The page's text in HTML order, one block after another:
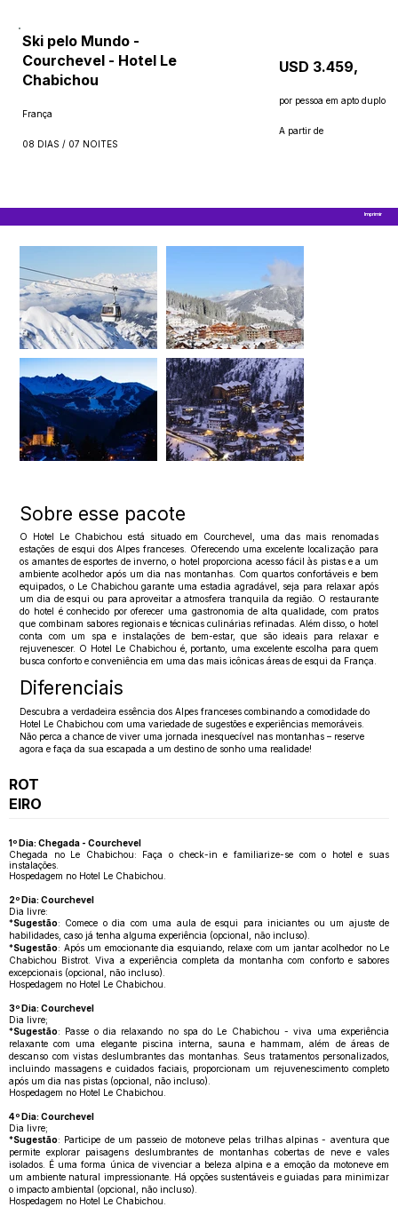
Imprimir
Ski pelo Mundo -
Courchevel - Hotel Le
Chabichou
França
08 DIAS / 07 NOITES
A partir de
USD 3.459,
por pessoa em apto duplo
Sobre esse pacote
O Hotel Le Chabichou está situado em Courchevel, uma das mais renomadas
estações de esqui dos Alpes franceses. Oferecendo uma excelente localização para
os amantes de esportes de inverno, o hotel proporciona acesso fácil às pistas e a um
ambiente acolhedor após um dia nas montanhas. Com quartos confortáveis e bem
equipados, o Le Chabichou garante uma estadia agradável, seja para relaxar após
um dia de esqui ou para aproveitar a atmosfera tranquila da região. O restaurante
do hotel é conhecido por oferecer uma gastronomia de alta qualidade, com pratos
que combinam sabores regionais e técnicas culinárias refinadas. Além disso, o hotel
conta com um spa e instalações de bem-estar, que são ideais para relaxar e
rejuvenescer. O Hotel Le Chabichou é, portanto, uma excelente escolha para quem
busca conforto e conveniência em uma das mais icônicas áreas de esqui da França.
Diferenciais
Descubra a verdadeira essência dos Alpes franceses combinando a comodidade do
Hotel Le Chabichou com uma variedade de sugestões e experiências memoráveis.
Não perca a chance de viver uma jornada inesquecível nas montanhas – reserve
agora e faça da sua escapada a um destino de sonho uma realidade!
ROT
EIRO
1º Dia: Chegada - Courchevel
Chegada no Le Chabichou: Faça o check-in e familiarize-se com o hotel e suas
instalações.
Hospedagem no Hotel Le Chabichou.
2º Dia: Courchevel
Dia livre:
*Sugestão: Comece o dia com uma aula de esqui para iniciantes ou um ajuste de
habilidades, caso já tenha alguma experiência (opcional, não incluso).
*Sugestão: Após um emocionante dia esquiando, relaxe com um jantar acolhedor no Le
Chabichou Bistrot. Viva a experiência completa da montanha com conforto e sabores
excepcionais (opcional, não incluso).
Hospedagem no Hotel Le Chabichou.
3º Dia: Courchevel
Dia livre;
*Sugestão: Passe o dia relaxando no spa do Le Chabichou - viva uma experiência
relaxante com uma elegante piscina interna, sauna e hammam, além de áreas de
descanso com vistas deslumbrantes das montanhas. Seus tratamentos personalizados,
incluindo massagens e cuidados faciais, proporcionam um rejuvenescimento completo
após um dia nas pistas (opcional, não incluso).
Hospedagem no Hotel Le Chabichou.
4º Dia: Courchevel
Dia livre;
*Sugestão: Participe de um passeio de motoneve pelas trilhas alpinas - aventura que
permite explorar paisagens deslumbrantes de montanhas cobertas de neve e vales
isolados. É uma forma única de vivenciar a beleza alpina e a emoção da motoneve em
um ambiente natural impressionante. Há opções sustentáveis e guiadas para minimizar
o impacto ambiental (opcional, não incluso).
Hospedagem no Hotel Le Chabichou.